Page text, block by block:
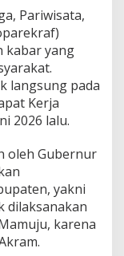
Pariwisata,
kabar yang
langsung pada
Kerja
2026 lalu.
oleh Gubernur
yakni
dilaksanakan
karena